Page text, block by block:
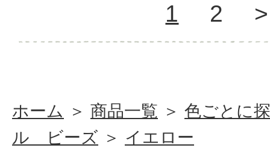
1 2 >
ホーム ＞ 商品一覧 ＞ 色ごとに
ル ビーズ ＞ イエロー